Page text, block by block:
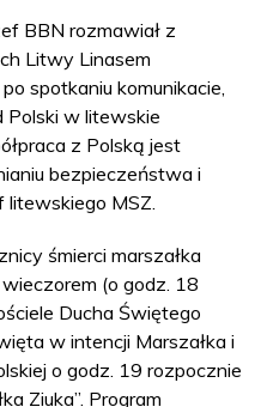
BBN rozmawiał z
Litwy Linasem
spotkaniu komunikacie,
Polski w litewskie
z Polską jest
bezpieczeństwa i
litewskiego MSZ.
śmierci marszałka
(o godz. 18
Ducha Świętego
w intencji Marszałka i
o godz. 19 rozpocznie
Ziuka”. Program